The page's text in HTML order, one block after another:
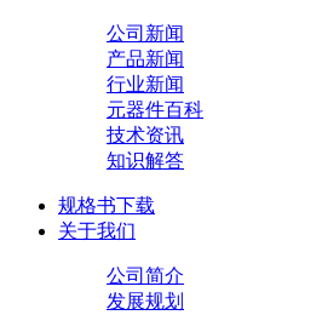
公司新闻
产品新闻
行业新闻
元器件百科
技术资讯
知识解答
规格书下载
关于我们
公司简介
发展规划